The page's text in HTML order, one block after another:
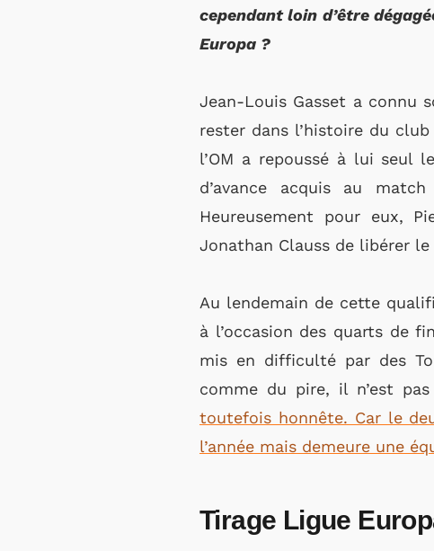
cependant loin d’être
Europa ?
Jean-Louis Gasset a connu
rester dans l’histoire du
l’OM a repoussé à lui seul
d’avance acquis au
Heureusement pour eux,
Jonathan Clauss de libérer
Au lendemain de cette
à l’occasion des quarts de
mis en difficulté par des
comme du pire, il n’est
toutefois honnête. Car le
l’année mais demeure une
Tirage Ligue